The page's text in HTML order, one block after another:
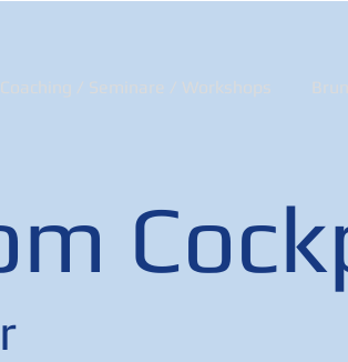
Coaching / Seminare / Workshops